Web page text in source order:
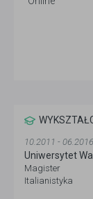
10.2011 - 06.2016
Uniwersytet
Magister
Italianistyka